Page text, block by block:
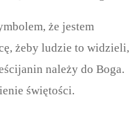
że jestem
żeby ludzie to widzieli,
należy do Boga.
świętości.